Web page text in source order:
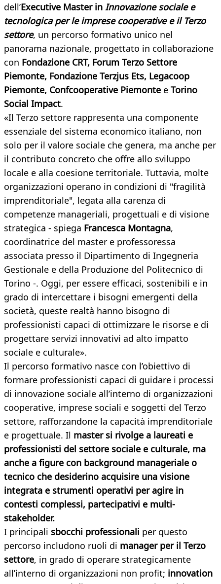
dell’Executive Master in Innovazione sociale e
tecnologica per le imprese cooperative e il Terzo
settore, un percorso formativo unico nel
panorama nazionale, progettato in collaborazione
con Fondazione CRT, Forum Terzo Settore
Piemonte, Fondazione Terzjus Ets, Legacoop
Piemonte, Confcooperative Piemonte e Torino
Social Impact.
«Il Terzo settore rappresenta una componente
essenziale del sistema economico italiano, non
solo per il valore sociale che genera, ma anche per
il contributo concreto che offre allo sviluppo
locale e alla coesione territoriale. Tuttavia, molte
organizzazioni operano in condizioni di "fragilità
imprenditoriale", legata alla carenza di
competenze manageriali, progettuali e di visione
strategica - spiega Francesca Montagna,
coordinatrice del master e professoressa
associata presso il Dipartimento di Ingegneria
Gestionale e della Produzione del Politecnico di
Torino -. Oggi, per essere efficaci, sostenibili e in
grado di intercettare i bisogni emergenti della
società, queste realtà hanno bisogno di
professionisti capaci di ottimizzare le risorse e di
progettare servizi innovativi ad alto impatto
sociale e culturale».
Il percorso formativo nasce con l’obiettivo di
formare professionisti capaci di guidare i processi
di innovazione sociale all’interno di organizzazioni
cooperative, imprese sociali e soggetti del Terzo
settore, rafforzandone la capacità imprenditoriale
e progettuale. Il master si rivolge a laureati e
professionisti del settore sociale e culturale, ma
anche a figure con background manageriale o
tecnico che desiderino acquisire una visione
integrata e strumenti operativi per agire in
contesti complessi, partecipativi e multi-
stakeholder.
I principali sbocchi professionali per questo
percorso includono ruoli di manager per il Terzo
settore, in grado di operare strategicamente
all’interno di organizzazioni non profit; innovation